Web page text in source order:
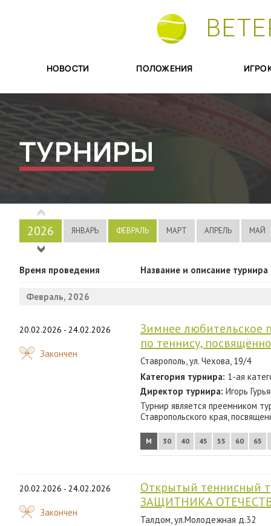
НОВОСТИ ПОЛОЖЕНИЯ
ТУРНИРЫ
2026
2025
2024
2023
2022
2021
2015
2014
ЯНВАРЬ ФЕВРАЛЬ МАРТ АПРЕЛЬ МАЙ
Время проведения Название и описание турнира
Февраль, 2026
20.02.2026 - 24.02.2026
Закончен
Зимнее любительское
по теннису,
Ставрополь, ул. Чехова, 19/4
Категория турнира: 1-ая
Директор турнира: Игорь
Турнир является преемником
Ставропольского края,
М 30 40 45 55 60 65
20.02.2026 - 24.02.2026
Закончен
Открытый теннисный
ЗАЩИТНИКА
Талдом, ул.Молодежная д.32